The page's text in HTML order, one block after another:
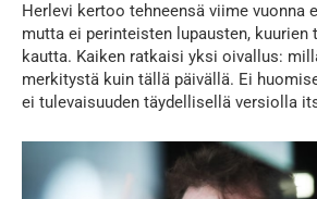
Herlevi kertoo tehneensä viime vuonna
mutta ei perinteisten lupausten, kuurien
kautta. Kaiken ratkaisi yksi oivallus:
merkitystä kuin tällä päivällä. Ei
ei tulevaisuuden täydellisellä versiolla